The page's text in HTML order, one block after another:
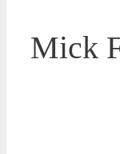
Mick